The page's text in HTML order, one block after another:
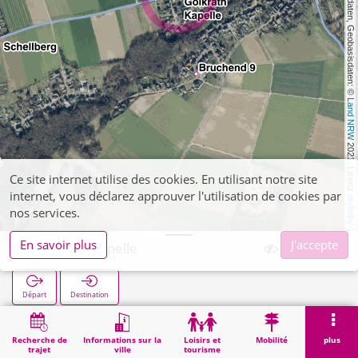
, Kartendaten, Geobasisdaten: ©
Land NRW
2021, Lizenz
dl-de/by-2-0
Recherche de
trajet
Informations sur la
ville
Loisirs et
tourisme
Mobilité plus
Golkrath Kapelle
Départ Destination
Démarrage Golkrath Kapelle
Ce site internet utilise des cookies. En utilisant notre site
internet, vous déclarez approuver l'utilisation de cookies par
nos services.
En savoir plus
J'accepte